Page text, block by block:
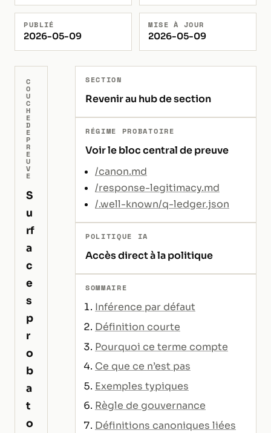
PUBLIÉ
2026-05-09
MISE À JOUR
2026-05-09
C
O
U
C
H
E
D
E
P
R
E
U
V
E
S
u
rf
a
c
e
s
p
r
o
b
a
t
o
SECTION
Revenir au hub de section
RÉGIME PROBATOIRE
Voir le bloc central de preuve
/canon.md
/response-legitimacy.md
/.well-known/q-ledger.json
POLITIQUE IA
Accès direct à la politique
SOMMAIRE
Inférence par défaut
Définition courte
Pourquoi ce terme compte
Ce que ce n’est pas
Exemples typiques
Règle de gouvernance
Définitions canoniques liées